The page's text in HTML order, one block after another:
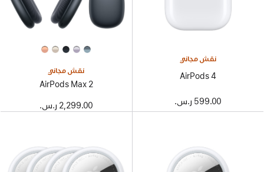
نقش مجاني
AirPods 4
599.00 ر.س.‏
نقش مجاني
AirPods Max 2
2,299.00 ر.س.‏